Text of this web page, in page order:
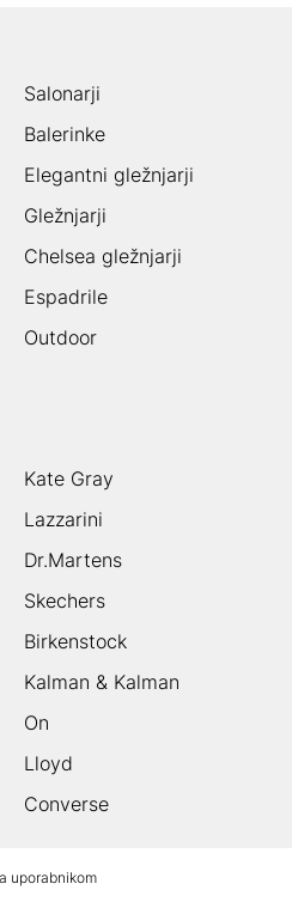
Salonarji
Balerinke
Elegantni gležnjarji
Gležnjarji
Chelsea gležnjarji
Espadrile
Outdoor
Kate Gray
Lazzarini
Dr.Martens
Skechers
Birkenstock
Kalman & Kalman
On
Lloyd
Converse
uporabnikom